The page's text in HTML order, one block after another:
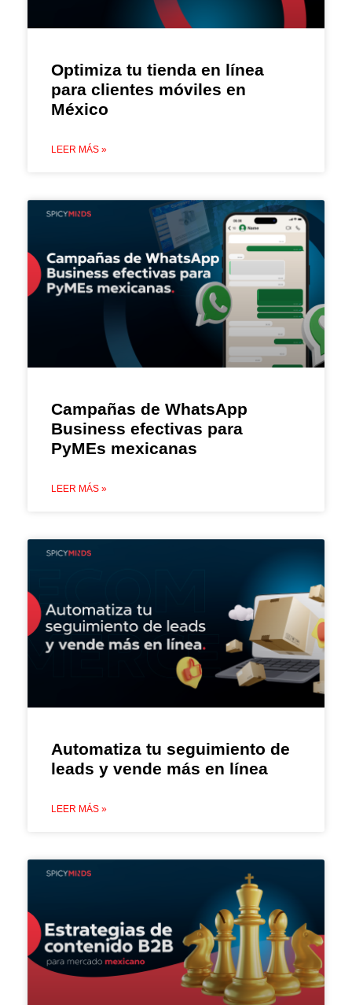
Optimiza tu tienda en línea
para clientes móviles en
México
LEER MÁS »
Campañas de WhatsApp
Business efectivas para
PyMEs mexicanas
LEER MÁS »
Automatiza tu seguimiento de
leads y vende más en línea
LEER MÁS »